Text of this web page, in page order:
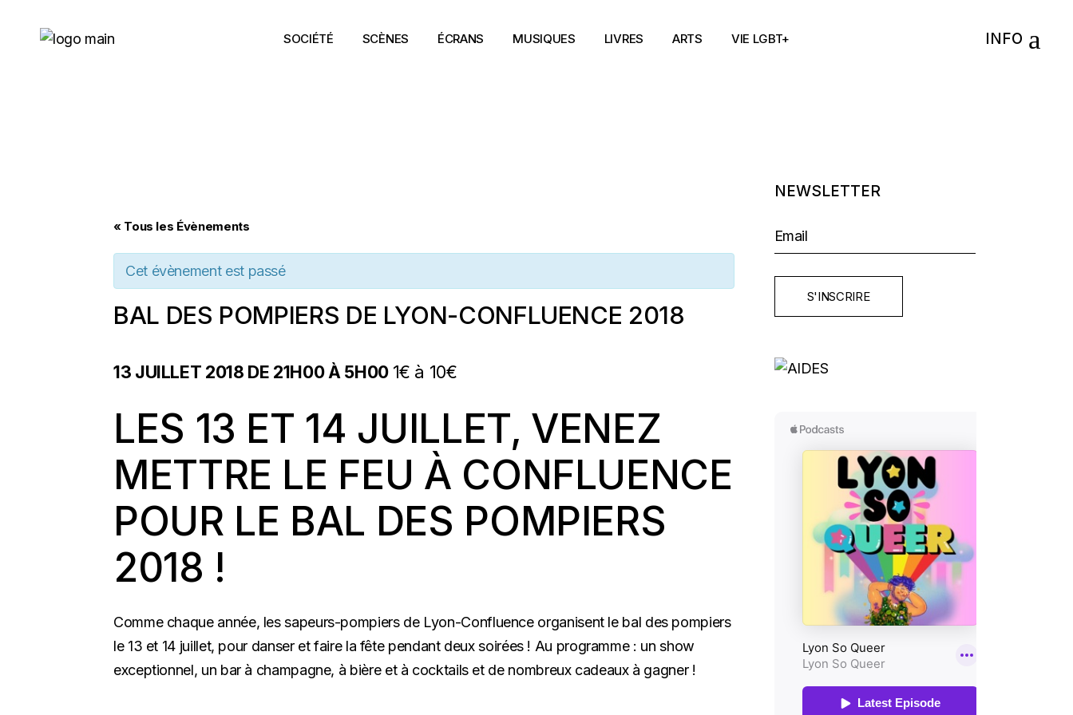
SOCIÉTÉ SCÈNES ÉCRANS MUSIQUES LIVRES ARTS VIE LGBT+ INFO
« Tous les Évènements
Cet évènement est passé
BAL DES POMPIERS DE LYON-CONFLUENCE 2018
13 JUILLET 2018 DE 21H00À 5H00 1€ à 10€
LES 13 ET 14 JUILLET, VENEZ
METTRE LE FEU À CONFLUENCE
POUR LE BAL DES POMPIERS
2018 !
Comme chaque année, les sapeurs-pompiers de Lyon-Confluence organisent le bal des pompiers
le 13 et 14 juillet, pour danser et faire la fête pendant deux soirées ! Au programme : un show
exceptionnel, un bar à champagne, à bière et à cocktails et de nombreux cadeaux à gagner !
NEWSLETTER
S'INSCRIRE